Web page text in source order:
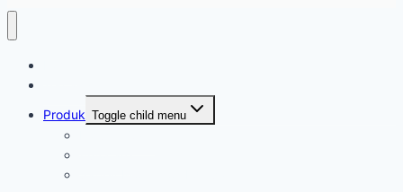
Produk Toggle child menu